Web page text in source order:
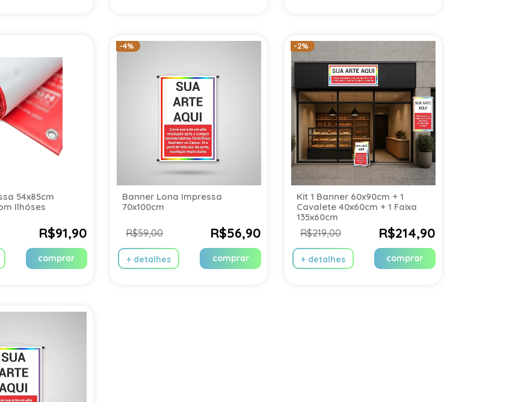
54x85cm
Ilhóses
R$91,90
comprar
-4%
Banner Lona Impressa
70x100cm
R$59,00 R$56,90
+ detalhes comprar
-2%
Kit 1 Banner 60x90cm + 1
Cavalete 40x60cm + 1 Faixa
135x60cm
R$219,00 R$214,90
+ detalhes comprar